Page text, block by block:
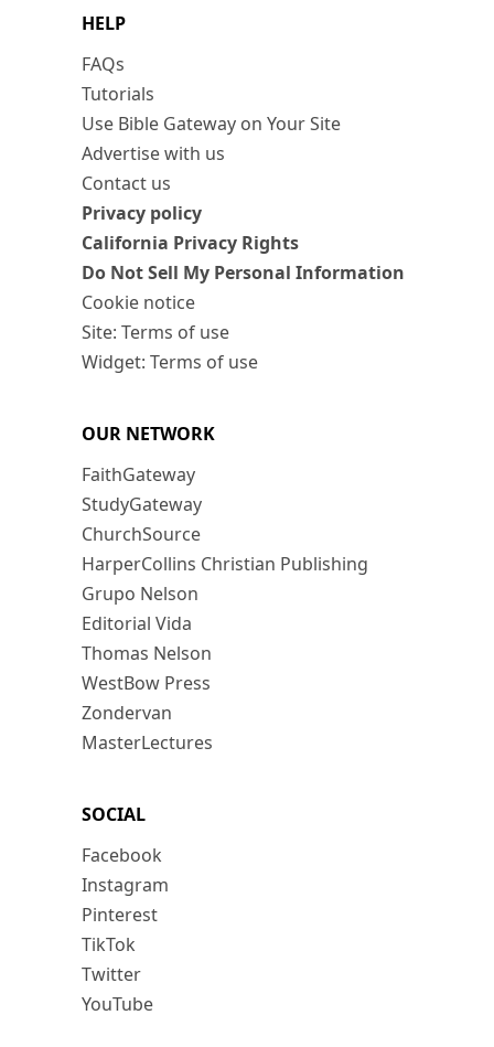
HELP
FAQs
Tutorials
Use Bible Gateway on Your Site
Advertise with us
Contact us
Privacy policy
California Privacy Rights
Do Not Sell My Personal Information
Cookie notice
Site: Terms of use
Widget: Terms of use
OUR NETWORK
FaithGateway
StudyGateway
ChurchSource
HarperCollins Christian Publishing
Grupo Nelson
Editorial Vida
Thomas Nelson
WestBow Press
Zondervan
MasterLectures
SOCIAL
Facebook
Instagram
Pinterest
TikTok
Twitter
YouTube